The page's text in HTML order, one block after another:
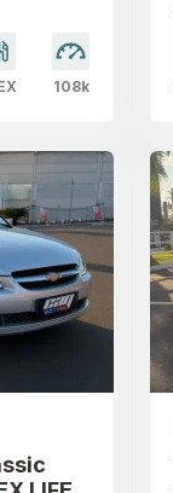
108k